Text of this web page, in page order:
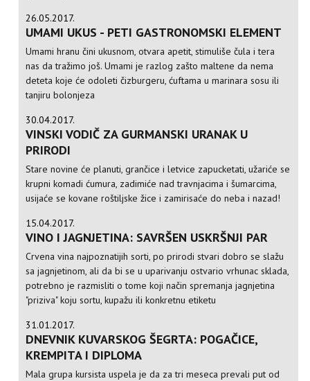
26.05.2017.
UMAMI UKUS - PETI GASTRONOMSKI ELEMENT
Umami hranu čini ukusnom, otvara apetit, stimuliše čula i tera
nas da tražimo još. Umami je razlog zašto maltene da nema
deteta koje će odoleti čizburgeru, ćuftama u marinara sosu ili
tanjiru bolonjeza
30.04.2017.
VINSKI VODIČ ZA GURMANSKI URANAK U
PRIRODI
Stare novine će planuti, grančice i letvice zapucketati, užariće se
krupni komadi ćumura, zadimiće nad travnjacima i šumarcima,
usijaće se kovane roštiljske žice i zamirisaće do neba i nazad!
15.04.2017.
VINO I JAGNJETINA: SAVRŠEN USKRŠNJI PAR
Crvena vina najpoznatijih sorti, po prirodi stvari dobro se slažu
sa jagnjetinom, ali da bi se u uparivanju ostvario vrhunac sklada,
potrebno je razmisliti o tome koji način spremanja jagnjetina
"priziva" koju sortu, kupažu ili konkretnu etiketu
31.01.2017.
DNEVNIK KUVARSKOG ŠEGRTA: POGAČICE,
KREMPITA I DIPLOMA
Mala grupa kursista uspela je da za tri meseca prevali put od